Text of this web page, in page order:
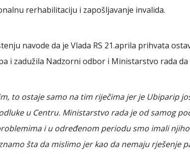
rerhabilitaciju i zapošljavanje invalida.
navode da je Vlada RS 21.aprila prihvata
i zadužila Nadzorni odbor i Ministarstvo rada
to ostaje samo na tim riječima jer je Ubiparip
u Centru. Ministarstvo rada je od samog
i u određenom periodu smo imali
šta da mislimo jer kao da nemaju rješenje